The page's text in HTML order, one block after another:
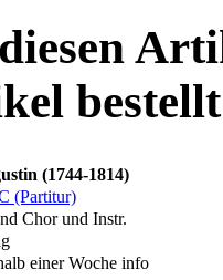
(1744-1814)
(Partitur)
Chor und Instr.
einer Woche info